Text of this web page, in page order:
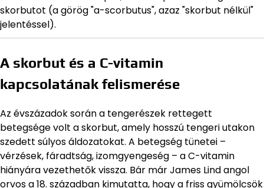
skorbutot (a görög "a-scorbutus", azaz "skorbut nélkül"
jelentéssel).
A skorbut és a C-vitamin
kapcsolatának felismerése
Az évszázadok során a tengerészek rettegett
betegsége volt a skorbut, amely hosszú tengeri utakon
szedett súlyos áldozatokat. A betegség tünetei –
vérzések, fáradtság, izomgyengeség – a C-vitamin
hiányára vezethetők vissza. Bár már James Lind angol
orvos a 18. században kimutatta, hogy a friss gyümölcsök